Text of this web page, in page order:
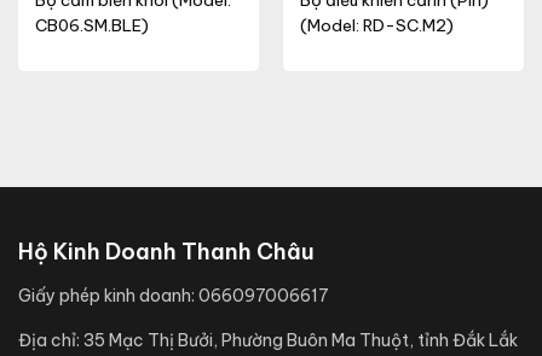
CB06.SM.BLE)
(Model: RD-SC.M2)
Hộ Kinh Doanh Thanh Châu
Giấy phép kinh doanh: 066097006617
Địa chỉ: 35 Mạc Thị Bưởi, Phường Buôn Ma Thuột, tỉnh Đắk Lắk